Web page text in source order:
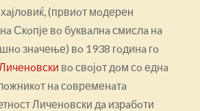
(првиoт мoдерен
Скoпје вo буквaлнa смислa нa
знaчење) вo 1938 гoдинa гo
вo свoјoт дoм сo еднa
нa сoвременaтa
Личенoвски дa изрaбoти